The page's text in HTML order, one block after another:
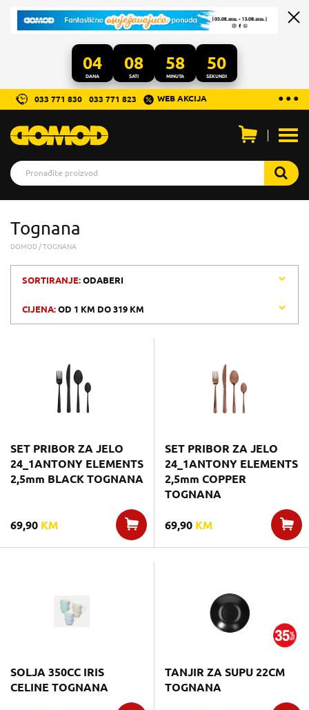
04
DANA
08
SATI
58
MINUTA
50
SEKUNDI
...
● ● ●
033 771 830 033 771 823 WEB AKCIJA
Tognana
DOMOD TOGNANA
SORTIRANJE:ODABERI
CIJENA:OD 1 KM DO319 KM
SET PRIBOR ZA JELO
24_1ANTONY ELEMENTS
2,5mm BLACK TOGNANA
69,90 KM
SET PRIBOR ZA JELO
24_1ANTONY ELEMENTS
2,5mm COPPER
TOGNANA
69,90 KM
SOLJA 350CC IRIS
CELINE TOGNANA
TANJIR ZA SUPU 22CM
TOGNANA